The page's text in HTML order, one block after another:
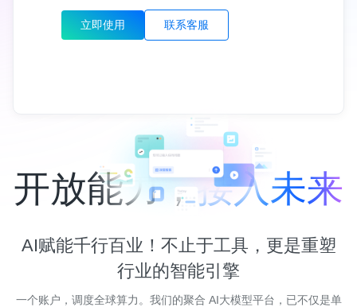
立即使用 联系客服
开放能力，接入未来
AI赋能千行百业！不止于工具，更是重塑
行业的智能引擎
一个账户，调度全球算力。我们的聚合 AI大模型平台，已不仅是单